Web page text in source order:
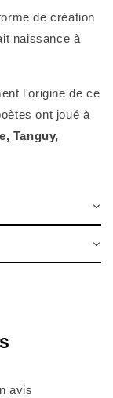
de création
naissance à
l'origine de ce
ont joué à
Tanguy,
avis